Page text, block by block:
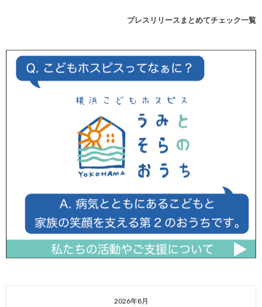
プレスリリースまとめてチェック一覧
2026年8月